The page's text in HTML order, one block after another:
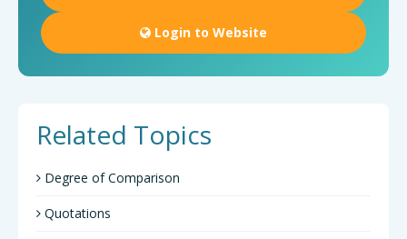
Login to Website
Related Topics
Degree of Comparison
Quotations